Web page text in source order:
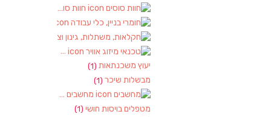
חוות סוסים (1)
חומרי בניין, כלי עבודה(1)
חקלאות, משתלות, גינון וציוד
טכנאי מיזוג אוויר (1)
מחשבים(2)